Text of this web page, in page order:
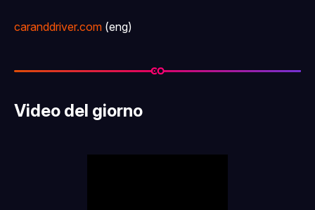
caranddriver.com (eng)
Video del giorno